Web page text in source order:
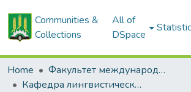
Communities &
Collections
All of
DSpace
Home
Факультет международных связей и довузовской подготовки
Кафедра лингвистических дисциплин